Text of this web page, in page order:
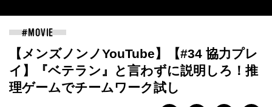
【メンズノンノYouTube】【#34 協力プレ
イ】『ベテラン』と言わずに説明しろ！推
理ゲームでチームワーク試し